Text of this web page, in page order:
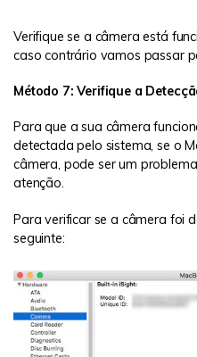
Verifique se a câmera está
caso contrário vamos passar
Método 7: Verifique a
Para que a sua câmera
detectada pelo sistema, se o
câmera, pode ser um
atenção.
Para verificar se a câmera foi
seguinte: